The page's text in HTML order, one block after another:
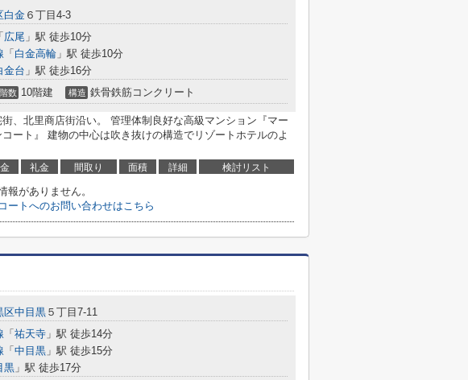
白金 ６丁目4-3
「 広尾 」駅 徒歩10分
「 白金高輪 」駅 徒歩10分
金台 」駅 徒歩16分
階数 10階建 構造 鉄骨鉄筋コンクリート
、北里商店街沿い。 管理体制良好な高級マンション『マー
ート』 建物の中心は吹き抜けの構造でリゾートホテルのよ
礼金 間取り 面積 詳細 検討リスト
報がありません。
ートへのお問い合わせはこちら
区中目黒 ５丁目7-11
「 祐天寺 」駅 徒歩14分
「 中目黒 」駅 徒歩15分
黒 」駅 徒歩17分